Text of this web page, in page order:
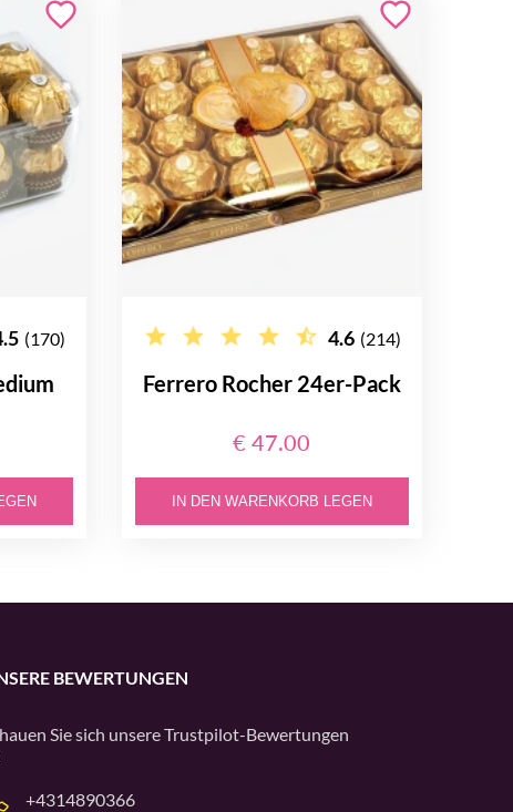
(170) 4.6 (214)
Ferrero Rocher 24er-Pack
€ 47.00
IN DEN WARENKORB LEGEN
BEWERTUNGEN
Sie sich unsereTrustpilot-Bewertungen
+4314890366